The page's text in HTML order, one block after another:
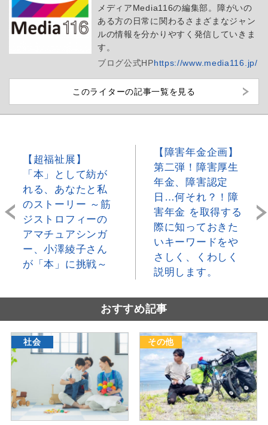
メディアMedia116の編集部。障がいの
ある方の日常に関わるさまざまなジャン
ルの情報を分かりやすく発信していきま
す。
ブログ公式HPhttps://www.media116.jp/
このライターの記事一覧を見る
【超福祉展】
「本」として紡が
れる、あなたと私
のストーリー ～筋
ジストロフィーの
アマチュアシンガ
ー、小澤綾子さん
が「本」に挑戦～
【障害年金企画】
第二弾！障害厚生
年金、障害認定
日…何それ？！障
害年金 を取得する
際に知っておきた
いキーワードをや
さしく、くわしく
説明します。
おすすめ記事
社会 その他